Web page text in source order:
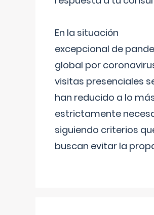
En la situación
excepcional de
global por
visitas presenciales
han reducido a lo
estrictamente
siguiendo criterios
buscan evitar la